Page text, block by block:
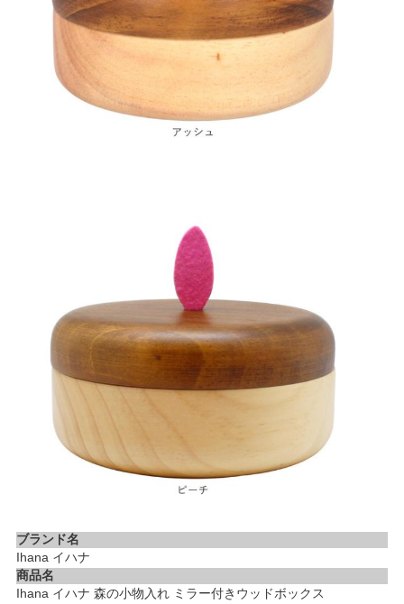
ブランド名
Ihana イハナ
商品名
Ihana イハナ 森の小物入れ ミラー付きウッドボックス